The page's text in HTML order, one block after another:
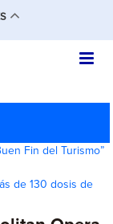
Fin del Turismo”
de 130 dosis de